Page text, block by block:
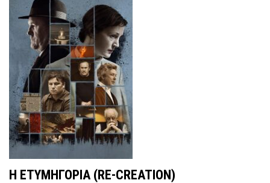
Η ΕΤΥΜΗΓΟΡΙΑ (RE-CREATION)